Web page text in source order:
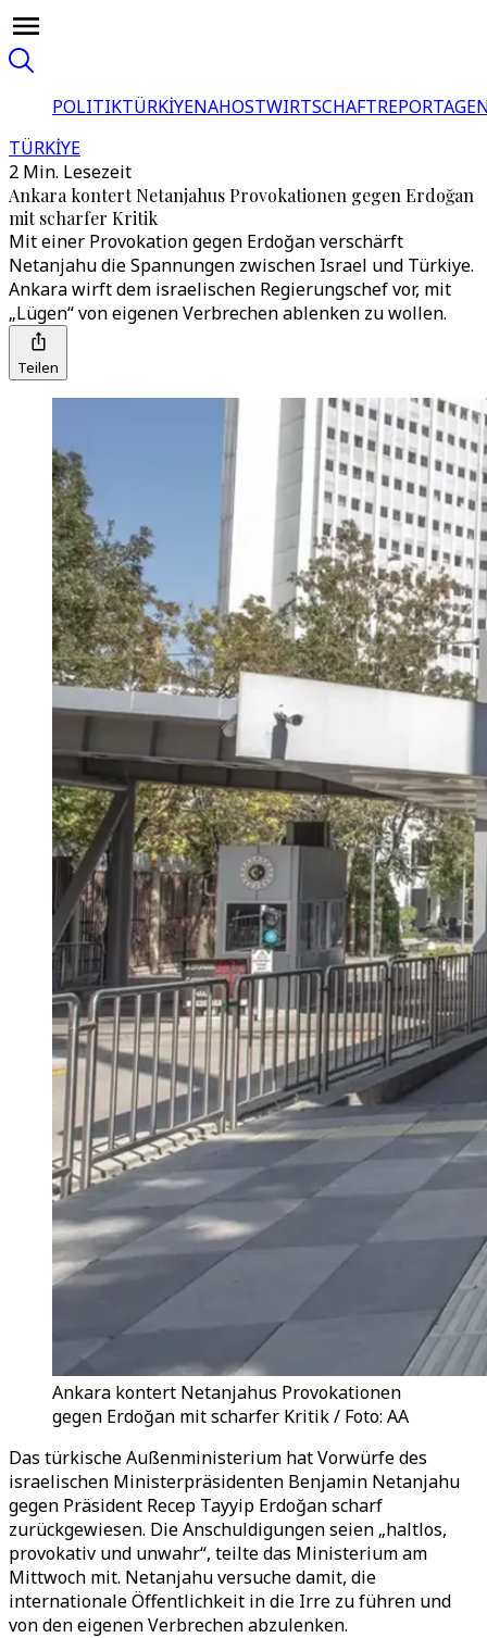
POLITIKTÜRKİYENAHOSTWIRTSCHAFT
TÜRKİYE
2 Min. Lesezeit
Ankara kontert Netanjahus Provokationen gegen Erdoğan
mit scharfer Kritik
Mit einer Provokation gegen Erdoğan verschärft
Netanjahu die Spannungen zwischen Israel und Türkiye.
Ankara wirft dem israelischen Regierungschef vor, mit
„Lügen“ von eigenen Verbrechen ablenken zu wollen.
Teilen
Ankara kontert Netanjahus Provokationen
gegen Erdoğan mit scharfer Kritik / Foto: AA
Das türkische Außenministerium hat Vorwürfe des
israelischen Ministerpräsidenten Benjamin Netanjahu
gegen Präsident Recep Tayyip Erdoğan scharf
zurückgewiesen. Die Anschuldigungen seien „haltlos,
provokativ und unwahr“, teilte das Ministerium am
Mittwoch mit. Netanjahu versuche damit, die
internationale Öffentlichkeit in die Irre zu führen und
von den eigenen Verbrechen abzulenken.